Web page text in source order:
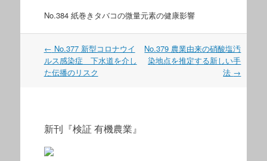
No.384 紙巻きタバコの微量元素の健康影響
Post navigation
← No.377 新型コロナウイ
ルス感染症 下水道を介し
た伝播のリスク
No.379 農業由来の硝酸塩汚
染地点を推定する新しい手
法 →
新刊『検証 有機農業』